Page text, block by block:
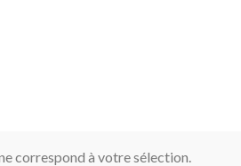
correspond à votre sélection.